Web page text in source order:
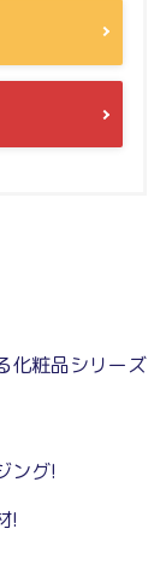
化粧品シリーズ
ング!
!